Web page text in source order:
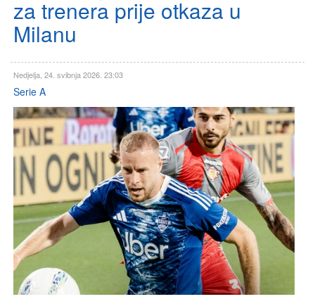
za trenera prije otkaza u
Milanu
Nedjelja, 24. svibnja 2026. 23:03
Serie A